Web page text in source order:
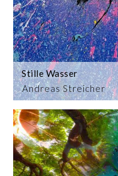
Andreas Streicher
Stille Wasser